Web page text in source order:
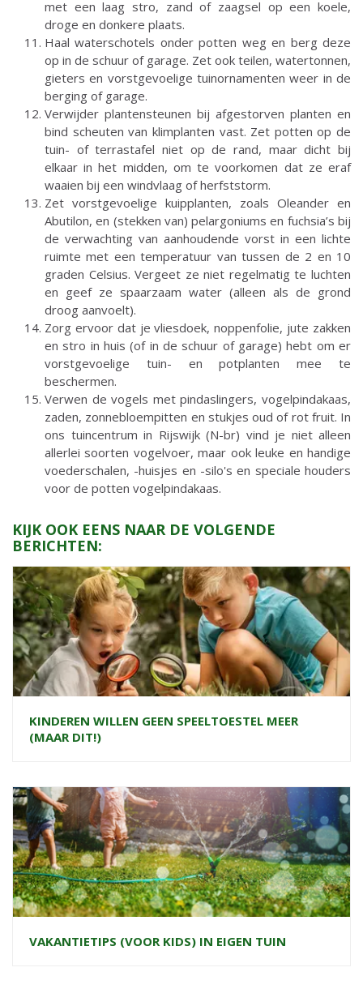
met een laag stro, zand of zaagsel op een koele,
droge en donkere plaats.
Haal waterschotels onder potten weg en berg deze
op in de schuur of garage. Zet ook teilen, watertonnen,
gieters en vorstgevoelige tuinornamenten weer in de
berging of garage.
Verwijder plantensteunen bij afgestorven planten en
bind scheuten van klimplanten vast. Zet potten op de
tuin- of terrastafel niet op de rand, maar dicht bij
elkaar in het midden, om te voorkomen dat ze eraf
waaien bij een windvlaag of herfststorm.
Zet vorstgevoelige kuipplanten, zoals Oleander en
Abutilon, en (stekken van) pelargoniums en fuchsia’s bij
de verwachting van aanhoudende vorst in een lichte
ruimte met een temperatuur van tussen de 2 en 10
graden Celsius. Vergeet ze niet regelmatig te luchten
en geef ze spaarzaam water (alleen als de grond
droog aanvoelt).
Zorg ervoor dat je vliesdoek, noppenfolie, jute zakken
en stro in huis (of in de schuur of garage) hebt om er
vorstgevoelige tuin- en potplanten mee te
beschermen.
Verwen de vogels met pindaslingers, vogelpindakaas,
zaden, zonnebloempitten en stukjes oud of rot fruit. In
ons tuincentrum in Rijswijk (N-br) vind je niet alleen
allerlei soorten vogelvoer, maar ook leuke en handige
voederschalen, -huisjes en -silo's en speciale houders
voor de potten vogelpindakaas.
KIJK OOK EENS NAAR DE VOLGENDE
BERICHTEN:
KINDEREN WILLEN GEEN SPEELTOESTEL MEER
(MAAR DIT!)
VAKANTIETIPS (VOOR KIDS) IN EIGEN TUIN